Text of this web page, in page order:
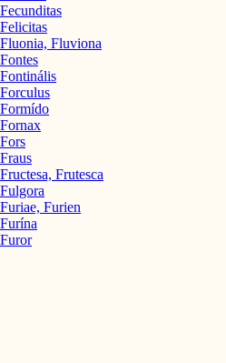
Fecunditas
Felicitas
Fluonia, Fluviona
Fontes
Fontinális
Forculus
Formído
Fornax
Fors
Fraus
Fructesa, Frutesca
Fulgora
Furiae, Furien
Furína
Furor